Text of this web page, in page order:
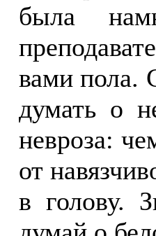
была
вами пола.
думать о
невроза:
от
в голову.